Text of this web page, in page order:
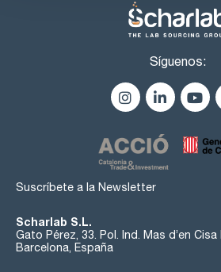
Síguenos:
Suscríbete a la Newsletter
Scharlab S.L.
Gato Pérez, 33. Pol. Ind. Mas d’en
Barcelona, España